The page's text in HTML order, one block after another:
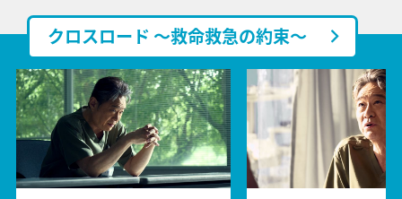
クロスロード ～救命救急の約束～